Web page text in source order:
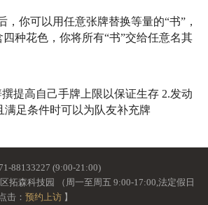
，你可以用任意张牌替换等量的“书”，
四种花色，你将所有“书”交给任意名其
提高自己手牌上限以保证生存 2.发动
满足条件时可以为队友补充牌
88133227 (9:00-21:00)
拓森科技园 （周一至周五 9:00-17:00,法定假日
击： 预约上访】